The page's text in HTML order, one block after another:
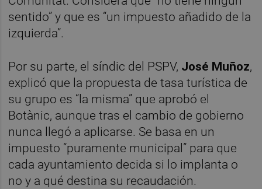
sentido” y que es “un impuesto añadido de la
izquierda”.
Por su parte, el síndic del PSPV, José Muñoz,
explicó que la propuesta de tasa turística de
su grupo es “la misma” que aprobó el
Botànic, aunque tras el cambio de gobierno
nunca llegó a aplicarse. Se basa en un
impuesto “puramente municipal” para que
cada ayuntamiento decida si lo implanta o
no y a qué destina su recaudación.